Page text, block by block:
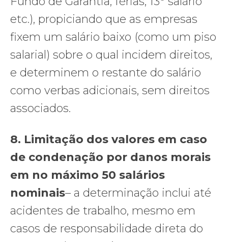
etc.), propiciando que as empresas
fixem um salário baixo (como um piso
salarial) sobre o qual incidem direitos,
e determinem o restante do salário
como verbas adicionais, sem direitos
associados.
8. Limitação dos valores em caso
de condenação por danos morais
em no máximo 50 salários
nominais– a determinação inclui até
acidentes de trabalho, mesmo em
casos de responsabilidade direta do